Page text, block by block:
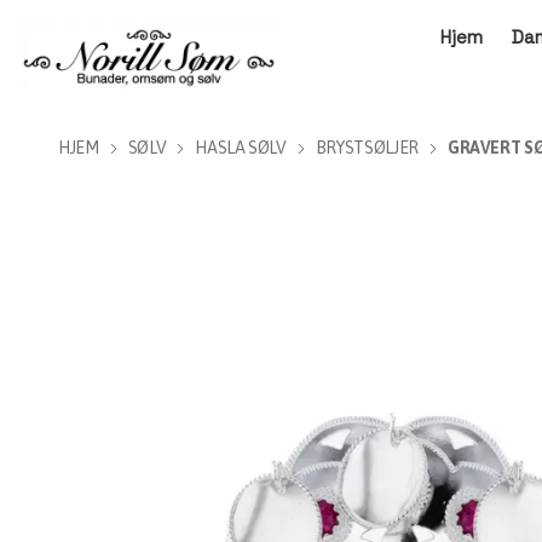
Hjem
HJEM SØLV HASLA SØLV BRYSTSØLJER GRAVERT